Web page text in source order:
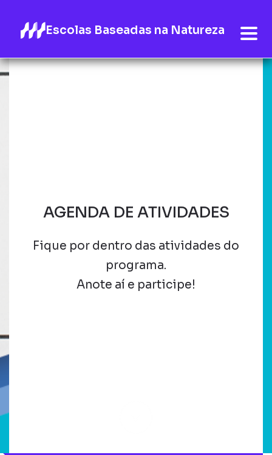
Escolas Baseadas na Natureza
AGENDA DE ATIVIDADES
Fique por dentro das atividades do
programa.
Anote aí e participe!